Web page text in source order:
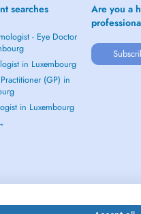
searches
- Eye Doctor
in Luxembourg
(GP) in
in Luxembourg
Are you a